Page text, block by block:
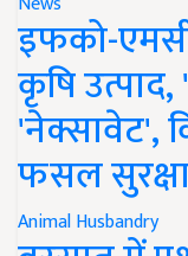
इफको-
कृषि
'नेक्सावेट',
फसल
Animal Husbandry